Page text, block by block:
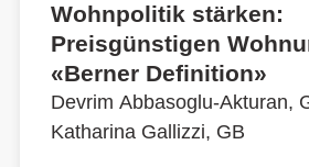
Wohnpolitik stärken:
Preisgünstigen
«Berner Definition»
Devrim Abbasoglu-Akturan,
Katharina Gallizzi, GB